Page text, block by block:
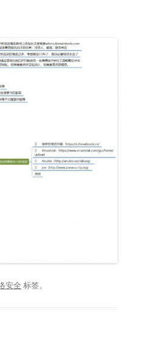
安全 标签。